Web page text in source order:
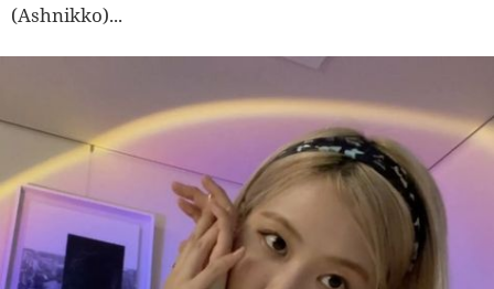
(Ashnikko)...